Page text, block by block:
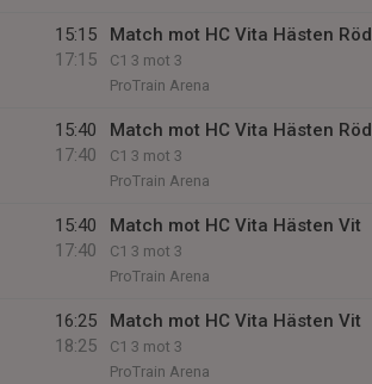
15:15
17:15
Match mot HC Vita Hästen Röd
C1 3 mot 3
ProTrain Arena
15:40
17:40
Match mot HC Vita Hästen Röd
C1 3 mot 3
ProTrain Arena
15:40
17:40
Match mot HC Vita Hästen Vit
C1 3 mot 3
ProTrain Arena
16:25
18:25
Match mot HC Vita Hästen Vit
C1 3 mot 3
ProTrain Arena